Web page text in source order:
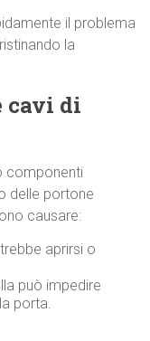
il problema
la
cavi di
componenti
delle portone
causare:
aprirsi o
può impedire
porta.